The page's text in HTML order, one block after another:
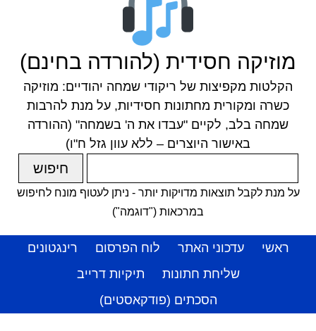
מוזיקה חסידית (להורדה בחינם)
הקלטות מקפיצות של ריקודי שמחה יהודיים: מוזיקה
כשרה ומקורית מחתונות חסידיות, על מנת להרבות
שמחה בלב, לקיים "עבדו את ה' בשמחה" (ההורדה
באישור היוצרים – ללא עוון גזל ח"ו)
על מנת לקבל תוצאות מדויקות יותר - ניתן לעטוף מונח לחיפוש
במרכאות ("דוגמה")
ראשי עדכוני האתר לוח הפרסום
רינגטונים
שליחת חתונות
תיקיות דרייב
הסכתים (פודקאסטים)